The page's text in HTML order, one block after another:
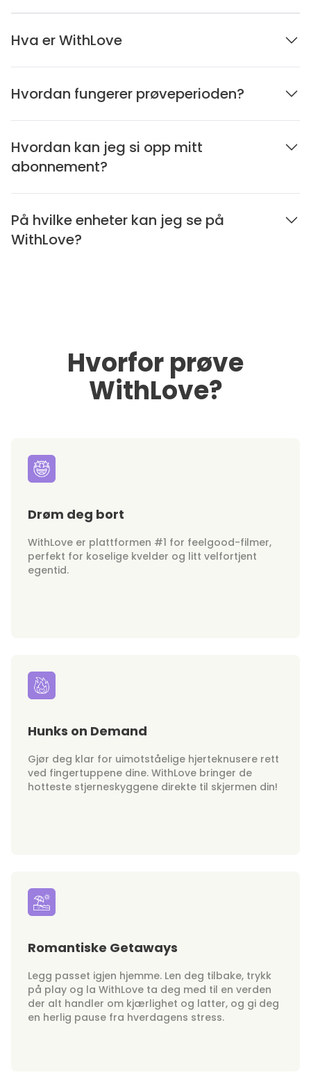
Hva er WithLove
Hvordan fungerer prøveperioden?
Hvordan kan jeg si opp mitt
abonnement?
På hvilke enheter kan jeg se på
WithLove?
Hvorfor prøve
WithLove?
Drøm deg bort
WithLove er plattformen #1 for feelgood-filmer,
perfekt for koselige kvelder og litt velfortjent
egentid.
Hunks on Demand
Gjør deg klar for uimotståelige hjerteknusere rett
ved fingertuppene dine. WithLove bringer de
hotteste stjerneskyggene direkte til skjermen din!
Romantiske Getaways
Legg passet igjen hjemme. Len deg tilbake, trykk
på play og la WithLove ta deg med til en verden
der alt handler om kjærlighet og latter, og gi deg
en herlig pause fra hverdagens stress.